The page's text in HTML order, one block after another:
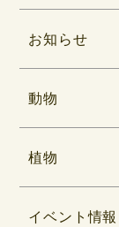
お知らせ
動物
植物
イベント情報